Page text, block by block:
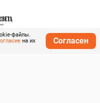
файлы.
на их
Согласен